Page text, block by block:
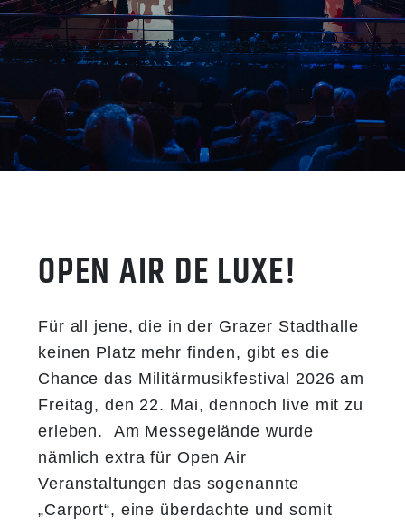
OPEN AIR DE LUXE!
Für all jene, die in der Grazer Stadthalle
keinen Platz mehr finden, gibt es die
Chance das Militärmusikfestival 2026 am
Freitag, den 22. Mai, dennoch live mit zu
erleben. Am Messegelände wurde
nämlich extra für Open Air
Veranstaltungen das sogenannte
„Carport“, eine überdachte und somit